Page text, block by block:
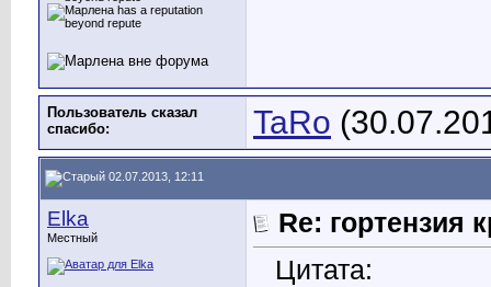
Пользователь сказал
cпасибо:
TaRo
02.07.2013, 12:11
Elka
Местный
Re: гортензия
Цитата: